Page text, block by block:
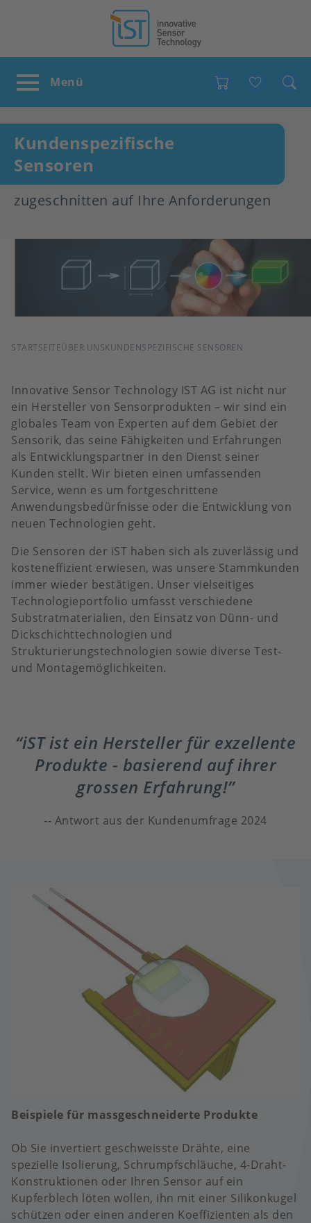
Kundenspezifische
Sensoren
zugeschnitten auf Ihre Anforderungen
PFADNAVIGATION
STARTSEITEÜBER UNSKUNDENSPEZIFISCHE SENSOREN
Innovative Sensor Technology IST AG ist nicht nur
ein Hersteller von Sensorprodukten – wir sind ein
globales Team von Experten auf dem Gebiet der
Sensorik, das seine Fähigkeiten und Erfahrungen
als Entwicklungspartner in den Dienst seiner
Kunden stellt. Wir bieten einen umfassenden
Service, wenn es um fortgeschrittene
Anwendungsbedürfnisse oder die Entwicklung von
neuen Technologien geht.
Die Sensoren der iST haben sich als zuverlässig und
kosteneffizient erwiesen, was unsere Stammkunden
immer wieder bestätigen. Unser vielseitiges
Technologieportfolio umfasst verschiedene
Substratmaterialien, den Einsatz von Dünn- und
Dickschichttechnologien und
Strukturierungstechnologien sowie diverse Test-
und Montagemöglichkeiten.
iST ist ein Hersteller für exzellente
Produkte - basierend auf ihrer
grossen Erfahrung!
Antwort aus der Kundenumfrage 2024
Beispiele für massgeschneiderte Produkte
Ob Sie invertiert geschweisste Drähte, eine
spezielle Isolierung, Schrumpfschläuche, 4-Draht-
Konstruktionen oder Ihren Sensor auf ein
Kupferblech löten wollen, ihn mit einer Silikonkugel
schützen oder einen anderen Koeffizienten als den